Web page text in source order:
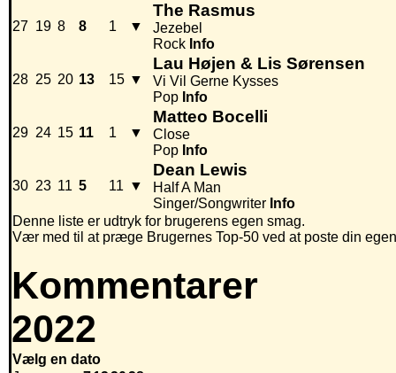
27 19 8 8 1 ▼
The Rasmus
Jezebel
Rock Info
28 25 20 13 15 ▼
Lau Højen & Lis Sørensen
Vi Vil Gerne Kysses
Pop Info
29 24 15 11 1 ▼
Matteo Bocelli
Close
Pop Info
30 23 11 5 11 ▼
Dean Lewis
Half A Man
Singer/Songwriter Info
Denne liste er udtryk for brugerens egen smag.
Vær med til at præge Brugernes Top-50 ved at poste din
Kommentarer
2022
Vælg en dato